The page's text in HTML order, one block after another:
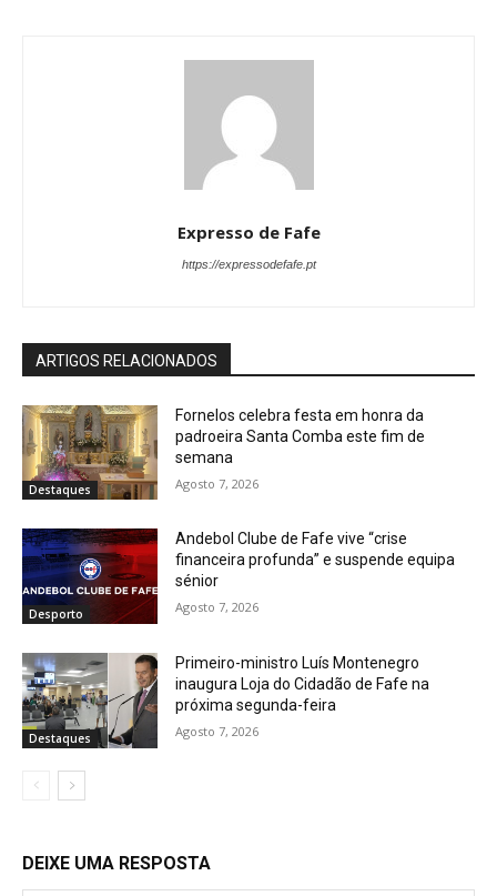
Expresso de Fafe
https://expressodefafe.pt
ARTIGOS RELACIONADOS
Destaques
Fornelos celebra festa em honra da
padroeira Santa Comba este fim de
semana
Agosto 7, 2026
Desporto
Andebol Clube de Fafe vive “crise
financeira profunda” e suspende equipa
sénior
Agosto 7, 2026
Destaques
Primeiro-ministro Luís Montenegro
inaugura Loja do Cidadão de Fafe na
próxima segunda-feira
Agosto 7, 2026
DEIXE UMA RESPOSTA